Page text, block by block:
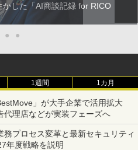
した「AI商談記録 for RICO
● ●
1週間 1カ月
」が大手企業で活用拡大
代理店などが実装フェーズへ
務プロセス変革と最新セキュリティ
年度戦略を説明